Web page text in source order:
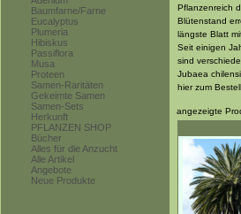
Baumfarne/Farne
Eucalyptus
Plumeria
Hibiskus
Passiflora
Musa
Proteen
Samen-Raritäten
Gekeimte Samen
Samen-Sets
Herkunft
PFLANZEN SHOP
Bücher
Alles für die Anzucht
Alle Artikel
Angebote
Neue Produkte
Pflanzenreich
Blütenstand
längste Blatt
Seit einigen
sind
Jubaea
hier zum
angezeigte